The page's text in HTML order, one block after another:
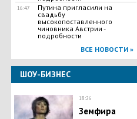
16:47
​Путина пригласили на
свадьбу
высокопоставленного
чиновника Австрии -
подробности
ВСЕ НОВОСТИ »
ШОУ-БИЗНЕС
18:26
Земфира